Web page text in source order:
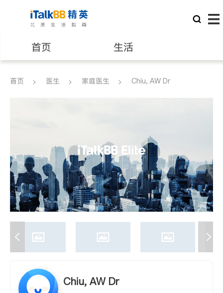
首页 生活
医生 律师
会计师
建筑装修
首页 医生 家庭医生 Chiu, AW Dr
Chiu, AW Dr